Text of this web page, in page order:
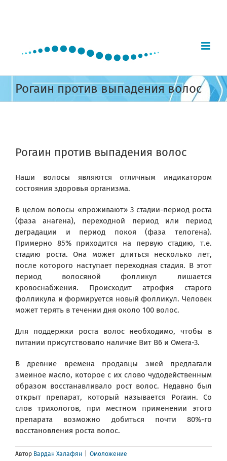
Рогаин против выпадения волос
Image
Рогаин против выпадения волос
Наши волосы являются отличным индикатором
состояния здоровья организма.
В целом волосы «проживают» 3 стадии-период роста
(фаза анагена), переходной период или период
деградации и период покоя (фаза телогена).
Примерно 85% приходится на первую стадию, т.е.
стадию роста. Она может длиться несколько лет,
после которого наступает переходная стадия. В этот
период волосяной фолликул лишается
кровоснабжения. Происходит атрофия старого
фолликула и формируется новый фолликул. Человек
может терять в течении дня около 100 волос.
Для поддержки роста волос необходимо, чтобы в
питании присутствовало наличие Вит В6 и Омега-3.
В древние времена продавцы змей предлагали
змеиное масло, которое с их слово чудодейственным
образом восстанавливало рост волос. Недавно был
открыт препарат, который называется Рогаин. Со
слов трихологов, при местном применении этого
препарата возможно добиться почти 80%-го
восстановления роста волос.
Автор Вардан Халафян Омоложение